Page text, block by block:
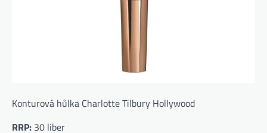
Konturová hůlka Charlotte Tilbury Hollywood
RRP: 30 liber